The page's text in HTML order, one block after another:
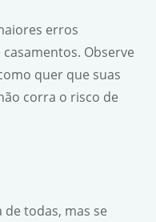
erros
Observe
quer que suas
corra o risco de
todas, mas se